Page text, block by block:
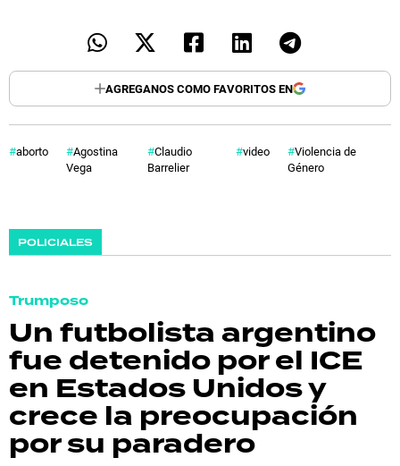
AGREGANOS COMO FAVORITOS EN
aborto
Agostina
Vega
Claudio
Barrelier
video
Violencia de
Género
POLICIALES
Trumposo
Un futbolista argentino
fue detenido por el ICE
en Estados Unidos y
crece la preocupación
por su paradero